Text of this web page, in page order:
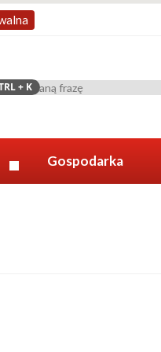
+ K
Gospodarka